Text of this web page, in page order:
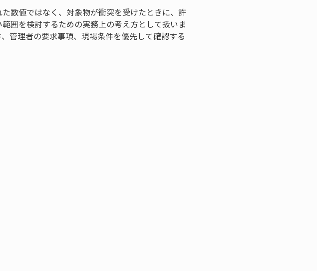
数値ではなく、対象物が衝突を受けたときに、許
囲を検討するための実務上の考え方として扱いま
管理者の要求事項、現場条件を優先して確認する